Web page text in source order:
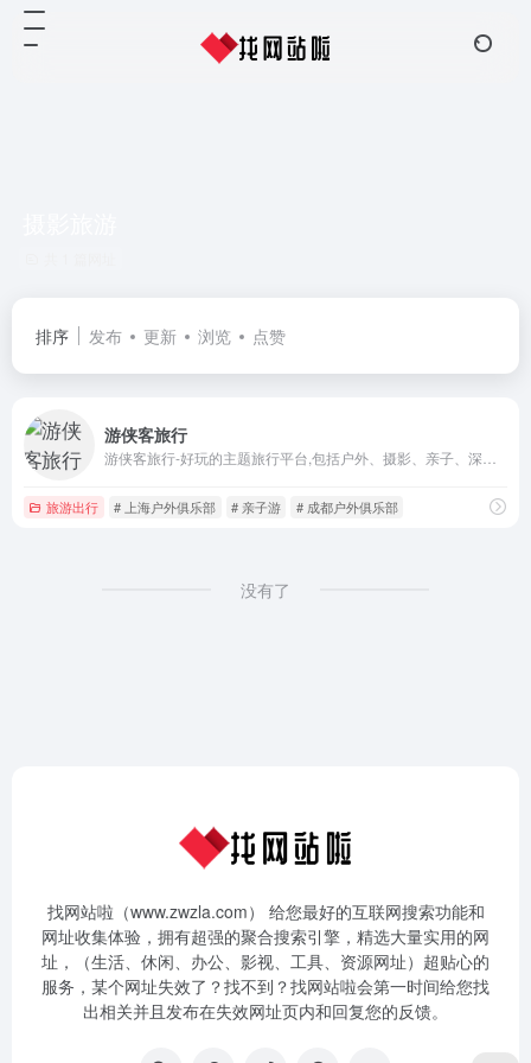
排序 发布 更新 浏览 点赞
游侠客旅行
旅游出行 # 上海户外俱乐部 # 亲子游 # 成都户外俱乐部
没有了
找网站啦（www.zwzla.com） 给您最好的互联网搜索功能和
网址收集体验，拥有超强的聚合搜索引擎，精选大量实用的网
址，（生活、休闲、办公、影视、工具、资源网址）超贴心的
服务，某个网址失效了？找不到？找网站啦会第一时间给您找
出相关并且发布在失效网址页内和回复您的反馈。